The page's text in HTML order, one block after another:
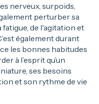
nerveux, surpoids,
perturber sa
de l'agitation et
également durant
les bonnes habitudes
à l’esprit qu’un
ses besoins
et son rythme de vie